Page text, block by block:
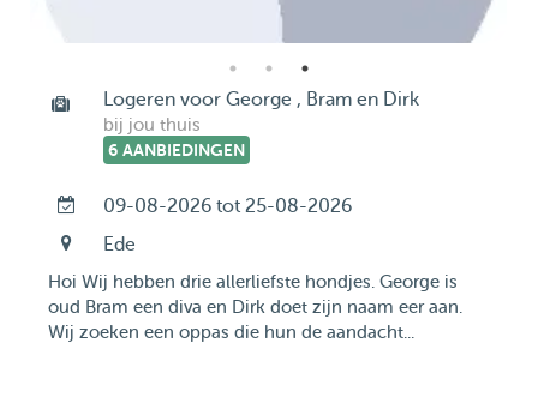
Logeren voor George , Bram en Dirk
bij jou thuis
6 AANBIEDINGEN
09-08-2026 tot 25-08-2026
Ede
Hoi Wij hebben drie allerliefste hondjes. George is
oud Bram een diva en Dirk doet zijn naam eer aan.
Wij zoeken een oppas die hun de aandacht...